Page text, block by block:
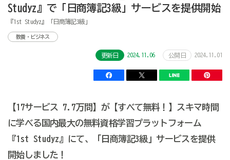
Studyz』で「日商簿記3級」サービスを提供開始
『1st Studyz』「日商簿記3級」
教養・ビジネス
更新日 2024.11.06 公開日 2024.11.01
【17サービス 7.7万問】が【すべて無料！】スキマ時間
に学べる国内最大の無料資格学習プラットフォーム
『1st Studyz』にて、「日商簿記3級」サービスを提供
開始しました！